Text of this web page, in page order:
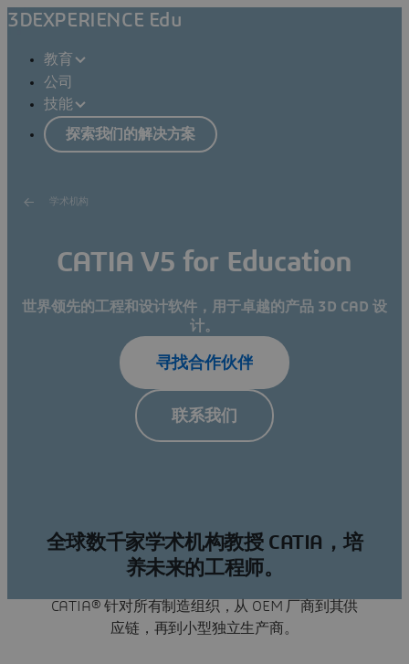
3DEXPERIENCE Edu
教育
公司
技能
探索我们的解决方案
学术机构
CATIA V5 for Education
世界领先的工程和设计软件，用于卓越的产品 3D CAD 设
计。
寻找合作伙伴
联系我们
全球数千家学术机构教授 CATIA，培
养未来的工程师。
CATIA® 针对所有制造组织，从 OEM 厂商到其供
应链，再到小型独立生产商。